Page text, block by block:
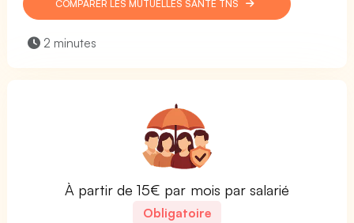
COMPARER LES MUTUELLES SANTÉ TNS
2 minutes
À partir de 15€ par mois par salarié
Obligatoire